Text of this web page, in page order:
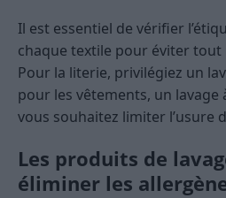
Il est essentiel de vérifier
chaque textile pour éviter
Pour la literie, privilégiez un
pour les vêtements, un lavage
vous souhaitez limiter l’usure
Les produits de
éliminer les